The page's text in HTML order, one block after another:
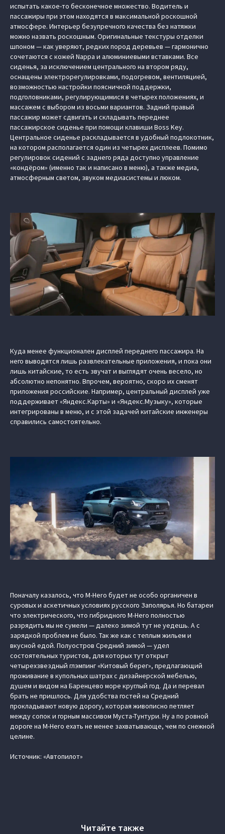
испытать какое-то бесконечное множество. Водитель и
пассажиры при этом находятся в максимальной роскошной
атмосфере. Интерьер безупречного качества без натяжки
можно назвать роскошным. Оригинальные текстуры отделки
шпоном — как уверяют, редких пород деревьев — гармонично
сочетаются с кожей Nappa и алюминиевыми вставками. Все
сиденья, за исключением центрального на втором ряду,
оснащены электрорегулировками, подогревом, вентиляцией,
возможностью настройки поясничной поддержки,
подголовниками, регулирующимися в четырех положениях, и
массажем с выбором из восьми вариантов. Задний правый
пассажир может сдвигать и складывать переднее
пассажирское сиденье при помощи клавиши Boss Key.
Центральное сиденье раскладывается в удобный подлокотник,
на котором располагается один из четырех дисплеев. Помимо
регулировок сидений с заднего ряда доступно управление
«кондёром» (именно так и написано в меню), а также медиа,
атмосферным светом, звуком медиасистемы и люком.
Куда менее функционален дисплей переднего пассажира. На
него выводятся лишь развлекательные приложения, и пока они
лишь китайские, то есть звучат и выглядят очень весело, но
абсолютно непонятно. Впрочем, вероятно, скоро их сменят
приложения российские. Например, центральный дисплей уже
поддерживает «Яндекс.Карты» и «Яндекс.Музыку», которые
интегрированы в меню, и с этой задачей китайские инженеры
справились самостоятельно.
Поначалу казалось, что M-Hero будет не особо органичен в
суровых и аскетичных условиях русского Заполярья. Но батареи
что электрического, что гибридного M-Hero полностью
разрядить мы не сумели — далеко зимой тут не уедешь. А с
зарядкой проблем не было. Так же как с теплым жильем и
вкусной едой. Полуостров Средний зимой — удел
состоятельных туристов, для которых тут открыт
четырехзвездный глэмпинг «Китовый берег», предлагающий
проживание в купольных шатрах с дизайнерской мебелью,
душем и видом на Баренцево море круглый год. Да и перевал
брать не пришлось. Для удобства гостей на Средний
прокладывают новую дорогу, которая живописно петляет
между сопок и горным массивом Муста-Тунтури. Ну а по ровной
дороге на M-Hero ехать не менее захватывающе, чем по снежной
целине.
Источник: «Автопилот»
Читайте также